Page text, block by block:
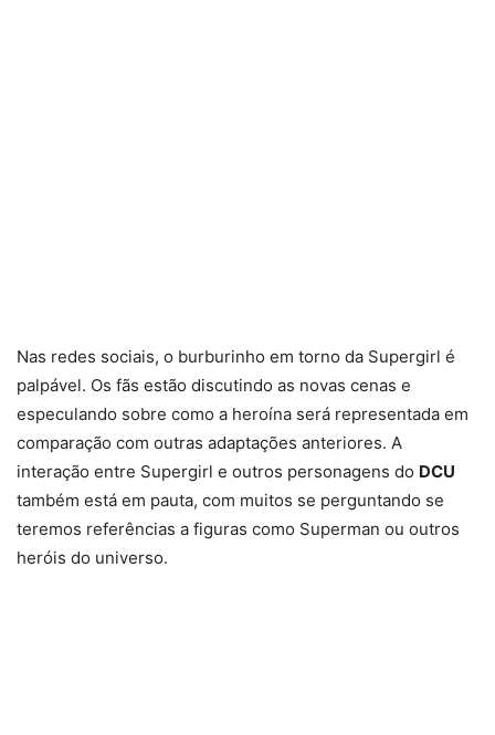
Nas redes sociais, o burburinho em torno da Supergirl é
palpável. Os fãs estão discutindo as novas cenas e
especulando sobre como a heroína será representada em
comparação com outras adaptações anteriores. A
interação entre Supergirl e outros personagens do DCU
também está em pauta, com muitos se perguntando se
teremos referências a figuras como Superman ou outros
heróis do universo.